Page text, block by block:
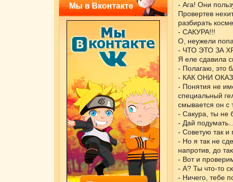
Мы в Вконтакте
- Ага! Они
Провертев
разбирать
- САКУРА!!!
О, неужели
- ЧТО ЭТО ЗА
Я еле сдавила
- Полагаю, это
- КАК ОНИ
- Понятия не
специальный
смывается он с
- Сакура, ты не
- Дай
- Советую так и
- Но я так не
напротив, до
- Вот и
- А? Ты что-то
- Ничего, тебе